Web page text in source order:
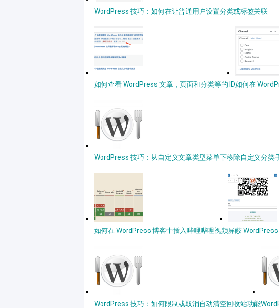
WordPress 技巧：如何在让普通用户设置分类或标签关联
如何查看 WordPress 文章，页面和分类等的 ID如何在
WordPress 技巧：从自定义文章类型菜单下移除自定义分类
如何在 WordPress 博客中插入哔哩哔哩视频屏蔽
WordPress 技巧：如何限制或取消自动清空回收站功能